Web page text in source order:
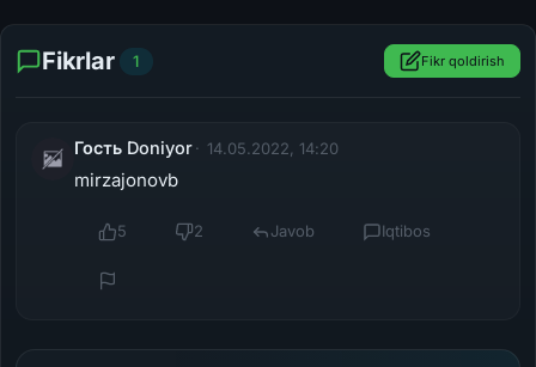
Fikrlar 1 Fikr qoldirish
Гость Doniyor 14.05.2022, 14:20
mirzajonovb
5 2 Javob Iqtibos